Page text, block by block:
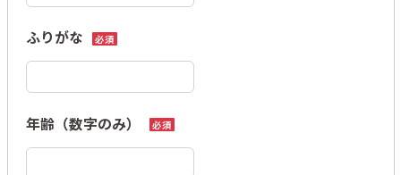
ふりがな 必須
年齢（数字のみ） 必須